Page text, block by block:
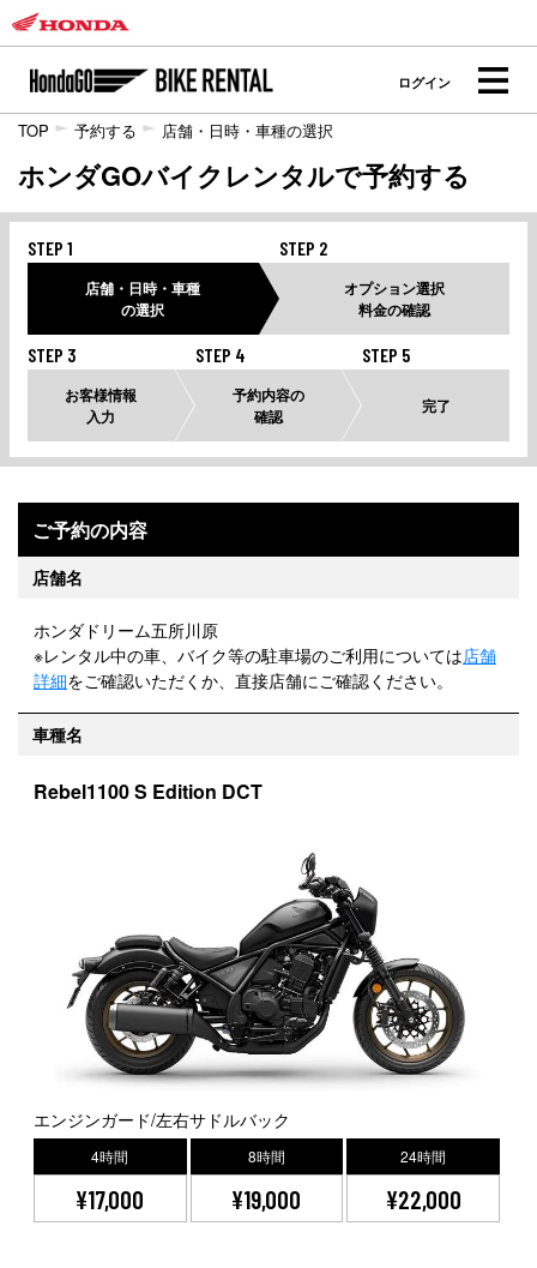
ログイン
TOP 予約する 店舗・日時・車種の選択
ホンダGOバイクレンタルで予約する
STEP 1
店舗・日時・車種
の選択
STEP 2
オプション選択
料金の確認
STEP 3
お客様情報
入力
STEP 4
予約内容の
確認
STEP 5
完了
ご予約の内容
店舗名
ホンダドリーム五所川原
※レンタル中の車、バイク等の駐車場のご利用については店舗
詳細をご確認いただくか、直接店舗にご確認ください。
車種名
Rebel1100 S Edition DCT
エンジンガード/左右サドルバック
4時間
¥17,000
8時間
¥19,000
24時間
¥22,000